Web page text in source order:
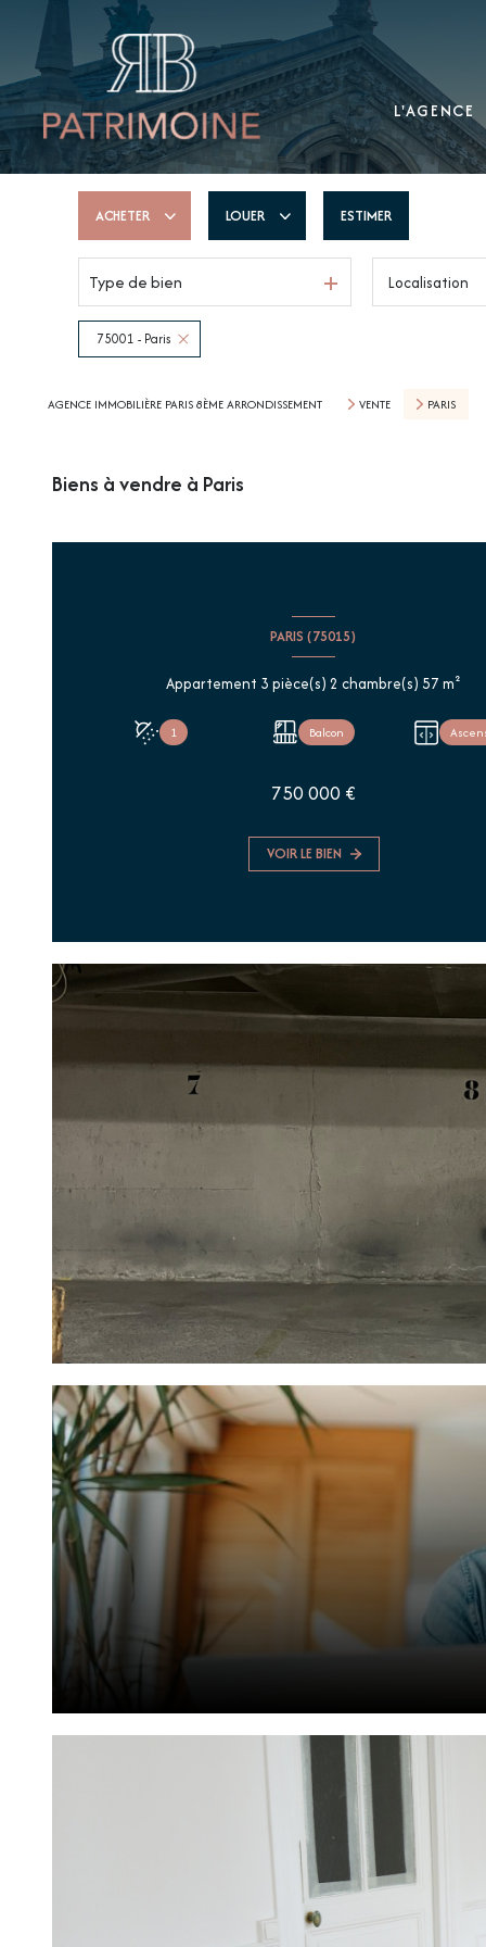
L'AGENCE
ACHETER
De l'ancien
LOUER ESTIMER
Type de bien Localisation
75001 - Paris
AGENCE IMMOBILIÈRE PARIS 8ÈME ARRONDISSEMENT VENTE PARIS
Biens à vendre à Paris
PARIS (75015)
Appartement 3 pièce(s) 2 chambre(s) 57 m²
1 Balcon
750 000 €
VOIR LE BIEN